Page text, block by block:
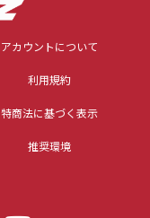
アカウントについて
利用規約
特商法に基づく表示
推奨環境